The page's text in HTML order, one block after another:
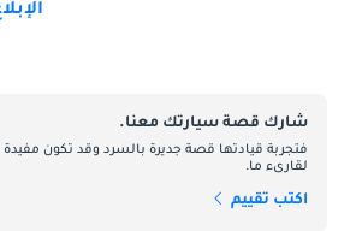
شارك قصة سيارتك معنا.
فتجربة قيادتها قصة جديرة بالسرد وقد تكون مفيدة
لقارىء ما.
اكتب تقييم